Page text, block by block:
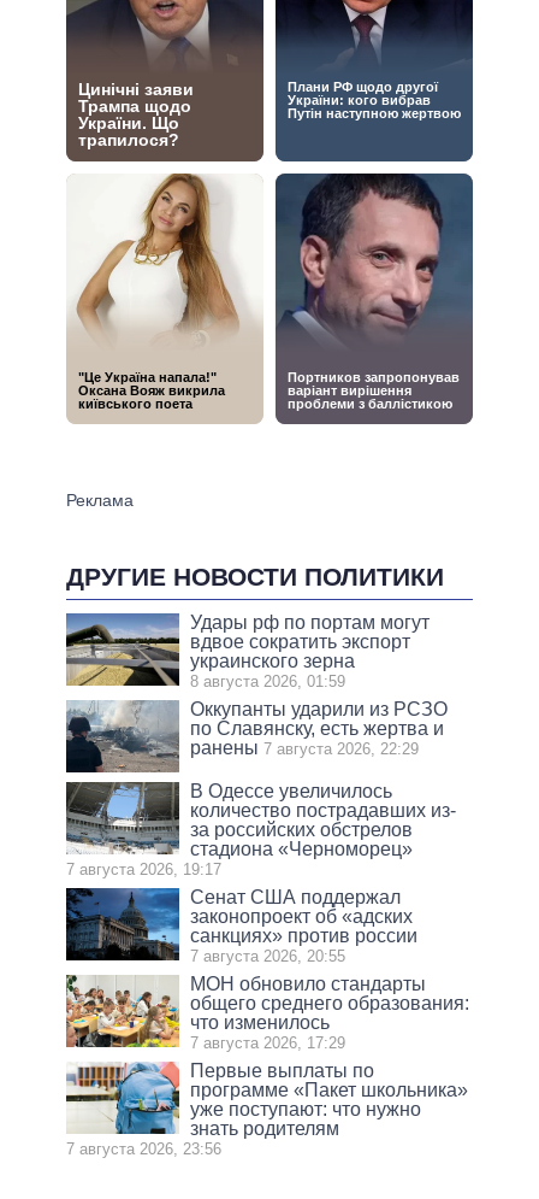
ДРУГИЕ НОВОСТИ ПОЛИТИКИ
Удары рф по портам могут
вдвое сократить экспорт
украинского зерна
8 августа 2026, 01:59
Оккупанты ударили из РСЗО
по Славянску, есть жертва и
ранены 7 августа 2026, 22:29
В Одессе увеличилось
количество пострадавших из-
за российских обстрелов
стадиона «Черноморец»
7 августа 2026, 19:17
Сенат США поддержал
законопроект об «адских
санкциях» против россии
7 августа 2026, 20:55
МОН обновило стандарты
общего среднего образования:
что изменилось
7 августа 2026, 17:29
Первые выплаты по
программе «Пакет школьника»
уже поступают: что нужно
знать родителям
7 августа 2026, 23:56